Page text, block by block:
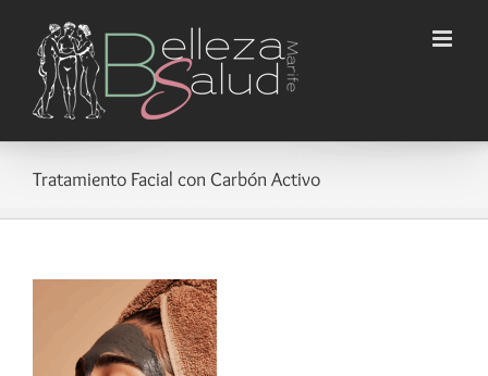
contenido
Tratamiento Facial con Carbón Activo